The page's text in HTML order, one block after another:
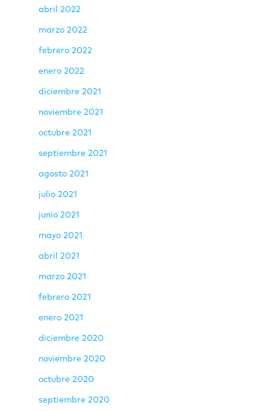
abril 2022
marzo 2022
febrero 2022
enero 2022
diciembre 2021
noviembre 2021
octubre 2021
septiembre 2021
agosto 2021
julio 2021
junio 2021
mayo 2021
abril 2021
marzo 2021
febrero 2021
enero 2021
diciembre 2020
noviembre 2020
octubre 2020
septiembre 2020